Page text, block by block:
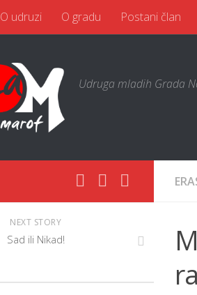
O udruzi O gradu Postani član
Udruga mladih Grada
NEXT STORY
Sad ili Nikad!